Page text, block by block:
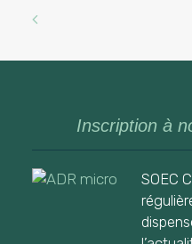
Inscription à
SOEC